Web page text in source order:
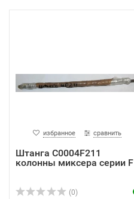
избранное сравнить
Штанга C0004F211
колонны миксера серии F
(0)